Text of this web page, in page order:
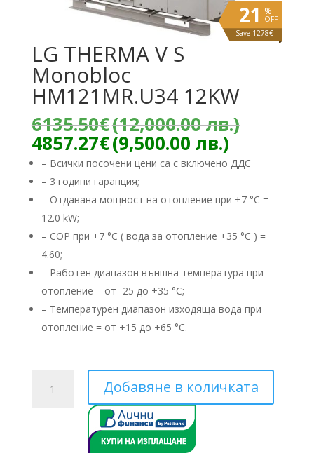
%
OFF
21
Save 1278€
LG THERMA V S
Monobloc
HM121MR.U34 12KW
6135.50€(12,000.00 лв.)
was:
лв.).
4857.27€(9,500.00 лв.)
цена
е:
4857.27€
(9,500.00
– Всички посочени цени са с включено ДДС
– 3 години гаранция;
– Отдавана мощност на отопление при +7 °C =
12.0 kW;
– COP при +7 °C ( вода за отопление +35 °C ) =
4.60;
– Работен диапазон външна температура при
отопление = от -25 до +35 °C;
– Температурен диапазон изходяща вода при
отопление = от +15 до +65 °C.
Добавяне в количката